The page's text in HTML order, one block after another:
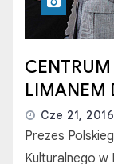
LIMANEM
Cze 21, 2016
Prezes
Kulturalnego w